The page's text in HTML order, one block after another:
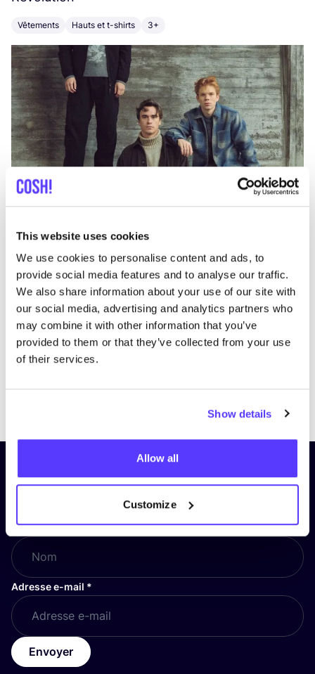
This website uses cookies
We use cookies to personalise content and ads, to
provide social media features and to analyse our traffic.
We also share information about your use of our site with
our social media, advertising and analytics partners who
may combine it with other information that you’ve
provided to them or that they’ve collected from your use
of their services.
Show details
Allow all
Customize
Vêtements Hauts et t-shirts 3+
Inscrivez-vous à notre lettre
d’information et restez informé !
Nom*
Adresse e-mail *
Envoyer